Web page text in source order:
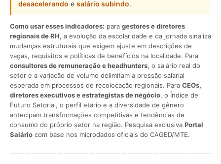
desacelerando e salário subindo.
Como usar esses indicadores: para gestores e diretores
regionais de RH, a evolução da escolaridade e da jornada sinaliza
mudanças estruturais que exigem ajuste em descrições de
vagas, requisitos e políticas de benefícios na localidade. Para
consultores de remuneração e headhunters, o salário real do
setor e a variação de volume delimitam a pressão salarial
esperada em processos de recolocação regionais. Para CEOs,
diretores executivos e estrategistas de negócio, o Índice de
Futuro Setorial, o perfil etário e a diversidade de gênero
antecipam transformações competitivas e tendências de
consumo do próprio setor na região. Pesquisa exclusiva Portal
Salário com base nos microdados oficiais do CAGED/MTE.